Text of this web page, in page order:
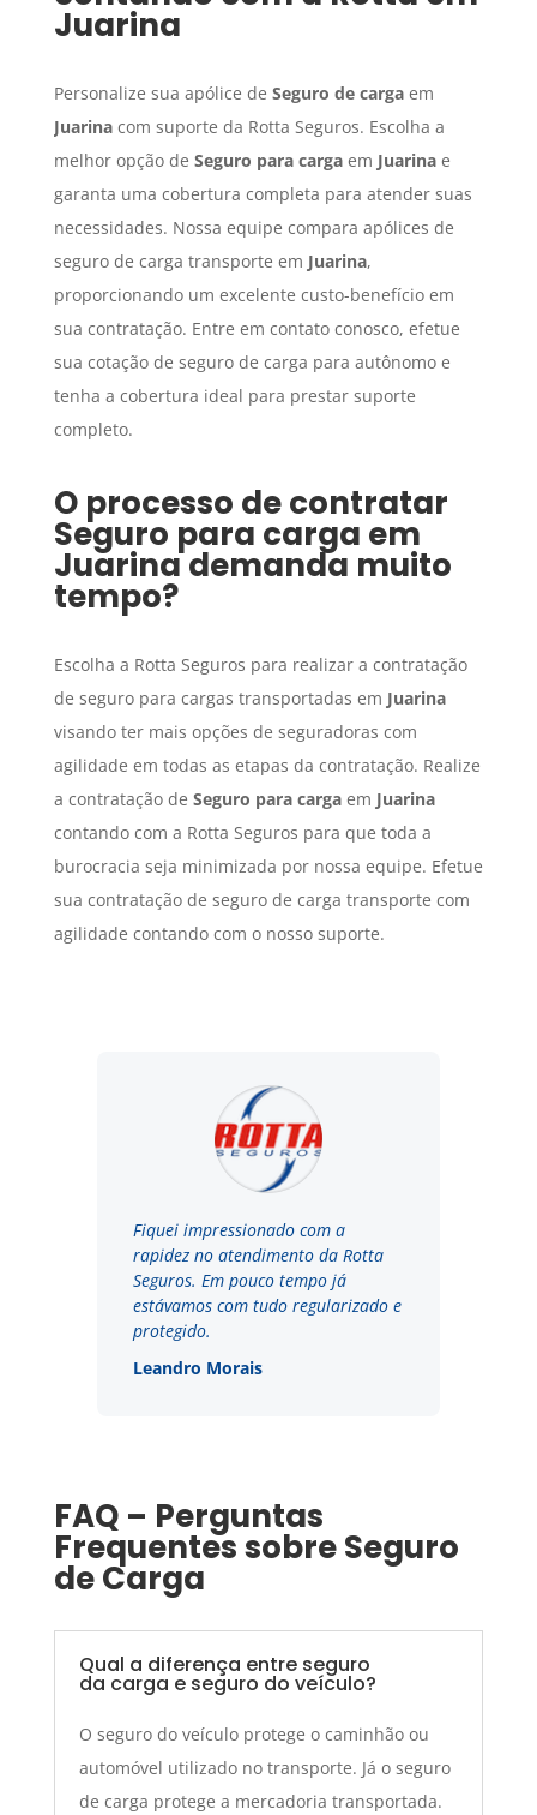
Juarina
Personalize sua apólice de Seguro de cargaem
Juarinacom suporte da Rotta Seguros. Escolha a
melhor opção de Seguro para cargaem Juarinae
garanta uma cobertura completa para atender suas
necessidades. Nossa equipe compara apólices de
seguro de carga transporte em Juarina,
proporcionando um excelente custo-benefício em
sua contratação. Entre em contato conosco, efetue
sua cotação de seguro de carga para autônomo e
tenha a cobertura ideal para prestar suporte
completo.
O processo de contratar
Seguro para carga em
Juarinademanda muito
tempo?
Escolha a Rotta Seguros para realizar a contratação
de seguro para cargas transportadas em Juarina
visando ter mais opções de seguradoras com
agilidade em todas as etapas da contratação. Realize
a contratação de Seguro para cargaem Juarina
contando com a Rotta Seguros para que toda a
burocracia seja minimizada por nossa equipe. Efetue
sua contratação de seguro de carga transporte com
agilidade contando com o nosso suporte.
Fiquei impressionado com a
rapidez no atendimento da Rotta
Seguros. Em pouco tempo já
estávamos com tudo regularizado e
protegido.
Leandro Morais
FAQ – Perguntas
Frequentes sobre Seguro
de Carga
Qual a diferença entre seguro
da carga e seguro do veículo?
O seguro do veículo protege o caminhão ou
automóvel utilizado no transporte. Já o seguro
de carga protege a mercadoria transportada.